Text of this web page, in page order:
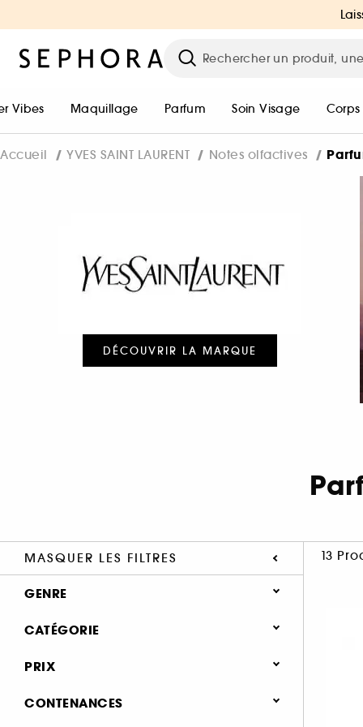
Vibes Maquillage Parfum Soin Visage Corps
Accueil YVES SAINT LAURENT Notes olfactives
DÉCOUVRIR LA MARQUE
MASQUER LES FILTRES 13
GENRE
Femme (7)
CATÉGORIE
Parfum
PRIX
CONTENANCES